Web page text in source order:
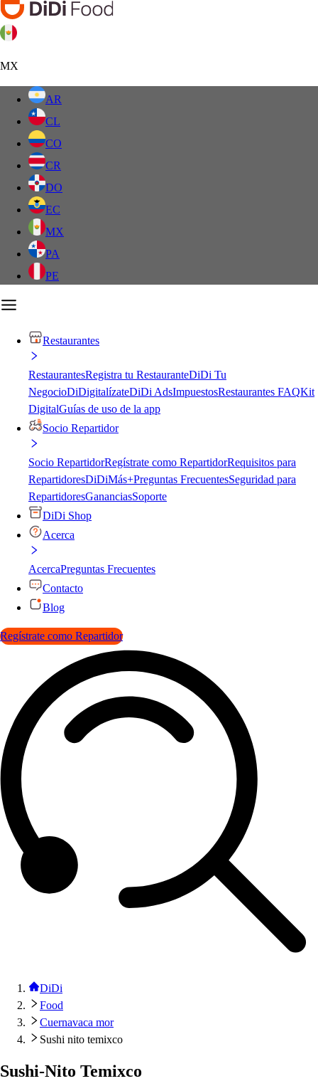
MX
AR
CL
CO
CR
DO
EC
MX
PA
PE
Restaurantes
RestaurantesRegistra tu RestauranteDiDi Tu
NegocioDiDigitalízateDiDi AdsImpuestosRestaurantes FAQKit
DigitalGuías de uso de la app
Socio Repartidor
Socio RepartidorRegístrate como RepartidorRequisitos para
RepartidoresDiDiMás+Preguntas FrecuentesSeguridad para
RepartidoresGananciasSoporte
DiDi Shop
Acerca
AcercaPreguntas Frecuentes
Contacto
Blog
Regístrate como Repartidor
DiDi
Food
Cuernavaca mor
Sushi nito temixco
Sushi-Nito Temixco